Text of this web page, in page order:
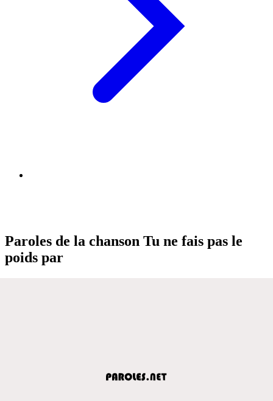
Paroles de la chanson Tu ne fais pas le
poids par